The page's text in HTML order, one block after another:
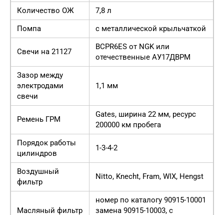
Количество ОЖ
7,8 л
Помпа
с металлической крыльчаткой
Свечи на 21127
BCPR6ES от NGK или
отечественные АУ17ДВРМ
Зазор между
электродами
свечи
1,1 мм
Ремень ГРМ
Gates, ширина 22 мм, ресурс
200000 км пробега
Порядок работы
цилиндров
1-3-4-2
Воздушный
фильтр
Nitto, Knecht, Fram, WIX, Hengst
Масляный фильтр
номер по каталогу 90915-10001
замена 90915-10003, с